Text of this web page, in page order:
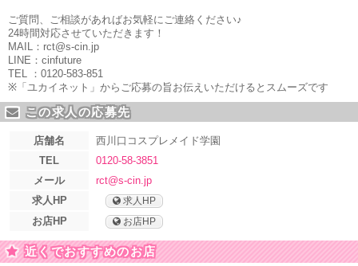
ご質問、ご相談があればお気軽にご連絡ください♪
24時間対応させていただきます！
MAIL：rct@s-cin.jp
LINE：cinfuture
TEL ：0120-583-851
※「ユカイネット」からご応募の旨お伝えいただけるとスムーズです
この求人の応募先
店舗名
西川口コスプレメイド学園
TEL
0120-58-3851
メール
rct@s-cin.jp
求人HP
求人HP
お店HP お店HP
近くでおすすめのお店